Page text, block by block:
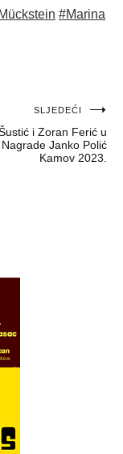
#Marina
SLJEDEĆI
i Zoran Ferić u
Janko Polić
Kamov 2023.